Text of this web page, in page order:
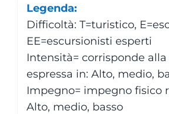
Legenda:
Difficoltà: T=turistico,
EE=escursionisti esperti
Intensità= corrisponde
espressa in: Alto, medio,
Impegno= impegno fisico
Alto, medio, basso